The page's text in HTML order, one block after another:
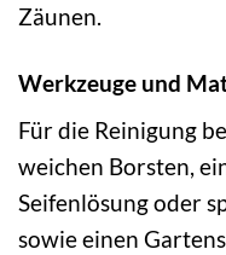
Zäunen.
Werkzeuge und
Für die Reinigung
weichen Borsten,
Seifenlösung oder
sowie einen